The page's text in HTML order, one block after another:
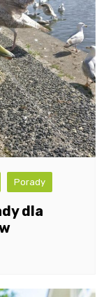
Porady
dla